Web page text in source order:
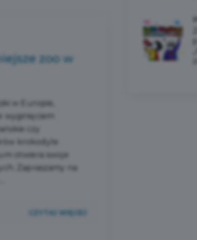
zoo w
w Europie,
wyginięciem
czy
krokodyle
otwiera swoje
Zapraszamy na
CZYTAJ WIĘCEJ